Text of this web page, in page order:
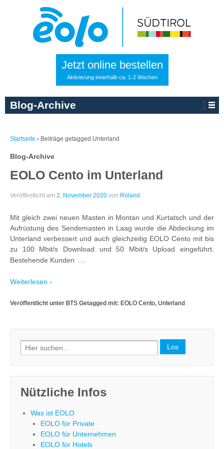
Jetzt online bestellen
Aktivierung innerhalb ca. 1-2 Wochen
Blog-Archive
Startseite › Beiträge getagged Unterland
Blog-Archive
EOLO Cento im Unterland
Veröffentlicht am 2. November 2020 von Roland
Mit gleich zwei neuen Masten in Montan und Kurtatsch und der
Aufrüstung des Sendemasten in Laag wurde die Abdeckung im
Unterland verbessert und auch gleichzeitig EOLO Cento mit bis
zu 100 Mbit/s Download und 50 Mbit/s Upload eingeführt.
Bestehende Kunden …
Weiterlesen ›
Veröffentlicht unter BTS Getagged mit: EOLO Cento, Unterland
Search
for:
Nützliche Infos
Was ist EOLO
EOLO für Private
EOLO für Unternehmen
EOLO für Hotels